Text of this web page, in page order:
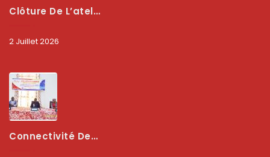
Clôture De L’atelier National : L’ARCEP Et Les Collectivités Territoriales Consolident Leur Partenariat Pour Booster La Qualité Des Services Numériques
2 Juillet 2026
Connectivité Des Territoires : L’ARCEP Et Les Collectivités Territoriales Scellent Un Pacte Stratégique À Bobo-Dioulasso Pour Booster La Qualité Des Réseaux